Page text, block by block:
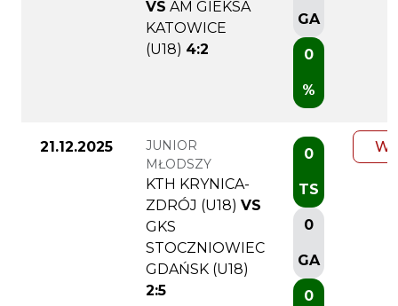
VS AM GIEKSA
KATOWICE
(U18) 4:2
GA
0
%
21.12.2025
JUNIOR
MŁODSZY
KTH KRYNICA-
ZDRÓJ (U18) VS
GKS
STOCZNIOWIEC
GDAŃSK (U18)
2:5
0
TS
0
GA
0